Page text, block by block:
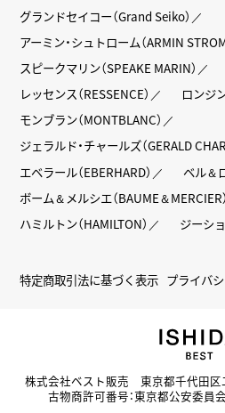
グランドセイコー（Grand Seiko）
アーミン・シュトローム（ARMIN STROM
スピークマリン（SPEAKE MARIN）
レッセンス（RESSENCE）
ロンジ
モンブラン（MONTBLANC）
ジェラルド・チャールズ（GERALD
エベラール（EBERHARD）
ベル＆
ボーム＆メルシエ（BAUME＆MERCIER）
ハミルトン（HAMILTON）
ジーシ
特定商取引法に基づく表示 プライバ
株式会社ベスト販売 東京都千代田
古物商許可番号：東京都公安委員